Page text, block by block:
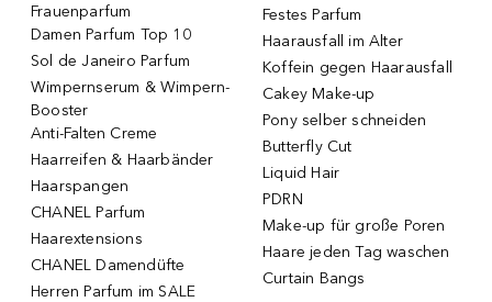
Frauenparfum
Damen Parfum Top 10
Sol de Janeiro Parfum
Wimpernserum & Wimpern-
Booster
Anti-Falten Creme
Haarreifen & Haarbänder
Haarspangen
CHANEL Parfum
Haarextensions
CHANEL Damendüfte
Herren Parfum im SALE
Festes Parfum
Haarausfall im Alter
Koffein gegen Haarausfall
Cakey Make-up
Pony selber schneiden
Butterfly Cut
Liquid Hair
PDRN
Make-up für große Poren
Haare jeden Tag waschen
Curtain Bangs